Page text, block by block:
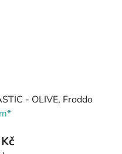
- OLIVE, Froddo